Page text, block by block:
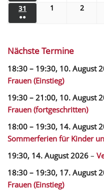
31
●●
1 2
Nächste Termine
18:30 – 19:30, 10. August
Frauen (Einstieg)
19:30 – 21:00, 10. August
Frauen (fortgeschritten)
18:00 – 19:30, 14. August
Sommerferien für Kinder
19:30, 14. August 2026 –
18:30 – 19:30, 17. August
Frauen (Einstieg)